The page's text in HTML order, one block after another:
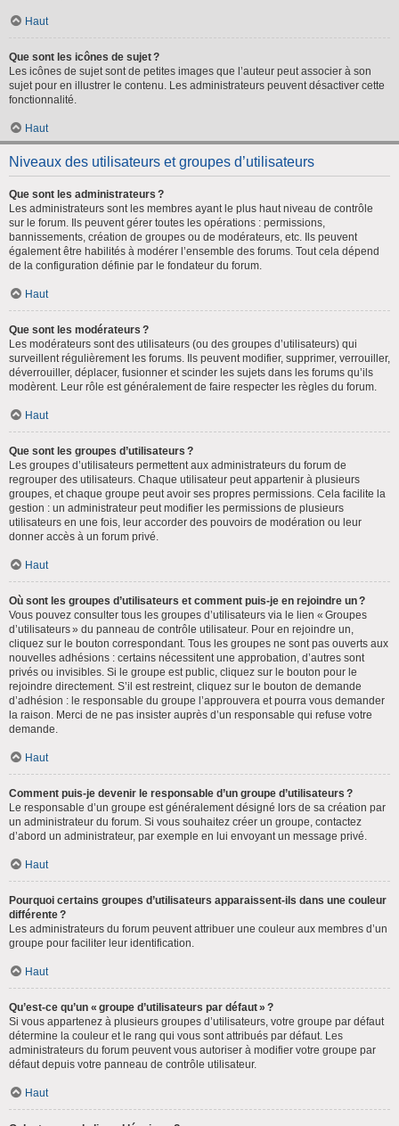
Haut
Que sont les icônes de sujet ?
Les icônes de sujet sont de petites images que l’auteur peut associer à son
sujet pour en illustrer le contenu. Les administrateurs peuvent désactiver cette
fonctionnalité.
Haut
Niveaux des utilisateurs et groupes d’utilisateurs
Que sont les administrateurs ?
Les administrateurs sont les membres ayant le plus haut niveau de contrôle
sur le forum. Ils peuvent gérer toutes les opérations : permissions,
bannissements, création de groupes ou de modérateurs, etc. Ils peuvent
également être habilités à modérer l’ensemble des forums. Tout cela dépend
de la configuration définie par le fondateur du forum.
Haut
Que sont les modérateurs ?
Les modérateurs sont des utilisateurs (ou des groupes d’utilisateurs) qui
surveillent régulièrement les forums. Ils peuvent modifier, supprimer, verrouiller,
déverrouiller, déplacer, fusionner et scinder les sujets dans les forums qu’ils
modèrent. Leur rôle est généralement de faire respecter les règles du forum.
Haut
Que sont les groupes d’utilisateurs ?
Les groupes d’utilisateurs permettent aux administrateurs du forum de
regrouper des utilisateurs. Chaque utilisateur peut appartenir à plusieurs
groupes, et chaque groupe peut avoir ses propres permissions. Cela facilite la
gestion : un administrateur peut modifier les permissions de plusieurs
utilisateurs en une fois, leur accorder des pouvoirs de modération ou leur
donner accès à un forum privé.
Haut
Où sont les groupes d’utilisateurs et comment puis-je en rejoindre un ?
Vous pouvez consulter tous les groupes d’utilisateurs via le lien « Groupes
d’utilisateurs » du panneau de contrôle utilisateur. Pour en rejoindre un,
cliquez sur le bouton correspondant. Tous les groupes ne sont pas ouverts aux
nouvelles adhésions : certains nécessitent une approbation, d’autres sont
privés ou invisibles. Si le groupe est public, cliquez sur le bouton pour le
rejoindre directement. S’il est restreint, cliquez sur le bouton de demande
d’adhésion : le responsable du groupe l’approuvera et pourra vous demander
la raison. Merci de ne pas insister auprès d’un responsable qui refuse votre
demande.
Haut
Comment puis-je devenir le responsable d’un groupe d’utilisateurs ?
Le responsable d’un groupe est généralement désigné lors de sa création par
un administrateur du forum. Si vous souhaitez créer un groupe, contactez
d’abord un administrateur, par exemple en lui envoyant un message privé.
Haut
Pourquoi certains groupes d’utilisateurs apparaissent-ils dans une couleur
différente ?
Les administrateurs du forum peuvent attribuer une couleur aux membres d’un
groupe pour faciliter leur identification.
Haut
Qu’est-ce qu’un « groupe d’utilisateurs par défaut » ?
Si vous appartenez à plusieurs groupes d’utilisateurs, votre groupe par défaut
détermine la couleur et le rang qui vous sont attribués par défaut. Les
administrateurs du forum peuvent vous autoriser à modifier votre groupe par
défaut depuis votre panneau de contrôle utilisateur.
Haut